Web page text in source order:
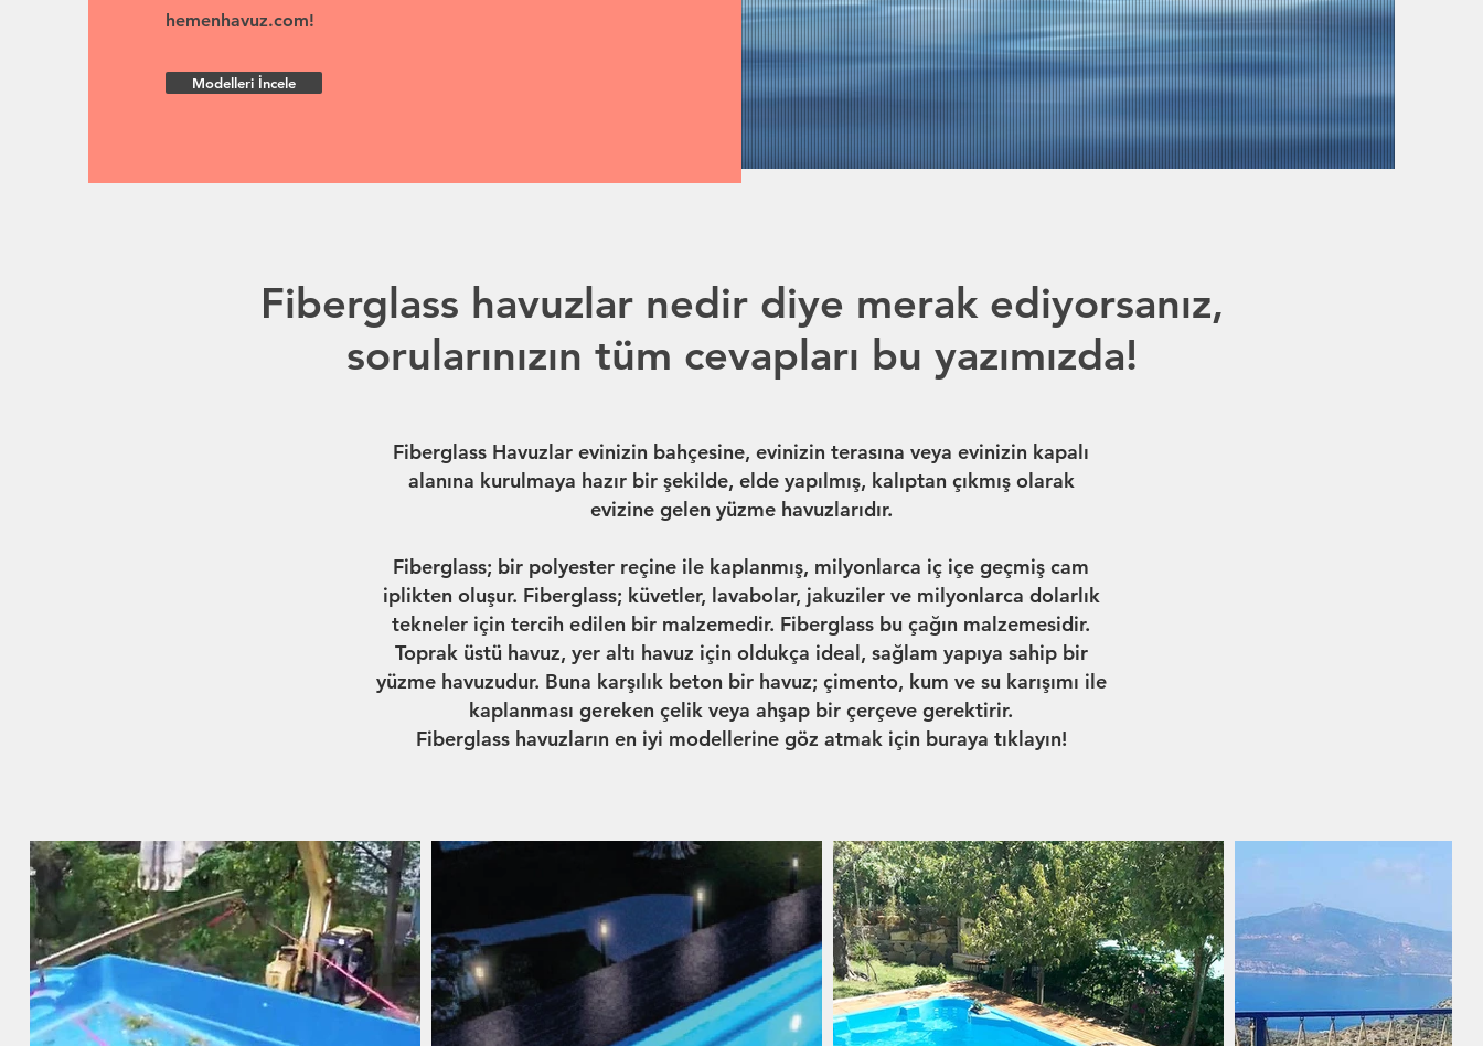
hemenhavuz.com!
Modelleri İncele
Fiberglass havuzlar nedir diye merak ediyorsanız,
sorularınızın tüm cevapları bu yazımızda!
Fiberglass Havuzlar evinizin bahçesine, evinizin terasına veya evinizin kapalı
alanına kurulmaya hazır bir şekilde, elde yapılmış, kalıptan çıkmış olarak
evizine gelen yüzme havuzlarıdır.
Fiberglass; bir polyester reçine ile kaplanmış, milyonlarca iç içe geçmiş cam
iplikten oluşur. Fiberglass; küvetler, lavabolar, jakuziler ve milyonlarca dolarlık
tekneler için tercih edilen bir malzemedir. Fiberglass bu çağın malzemesidir.
Toprak üstü havuz, yer altı havuz için oldukça ideal, sağlam yapıya sahip bir
yüzme havuzudur. Buna karşılık beton bir havuz; çimento, kum ve su karışımı ile
kaplanması gereken çelik veya ahşap bir çerçeve gerektirir.
Fiberglass havuzların en iyi modellerinegöz atmak için buraya tıklayın!